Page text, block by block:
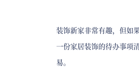
装饰新家非常有趣，但如
一份家居装饰的待办事项
易。